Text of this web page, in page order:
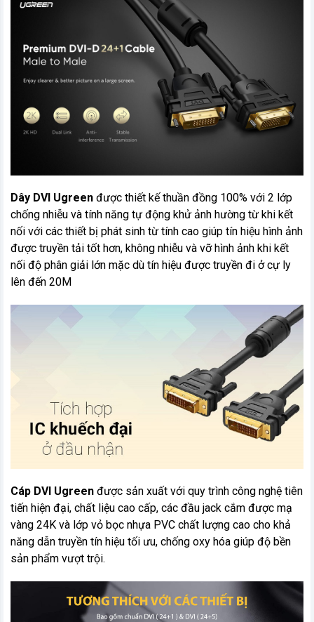
Dây DVI Ugreen được thiết kế thuần đồng 100% với 2 lớp
chống nhiễu và tính năng tự động khử ảnh hường từ khi kết
nối với các thiết bị phát sinh từ tính cao giúp tín hiệu hình ảnh
được truyền tải tốt hơn, không nhiễu và vỡ hình ảnh khi kết
nối độ phân giải lớn mặc dù tín hiệu được truyền đi ở cự ly
lên đến 20M
Cáp DVI Ugreen được sản xuất với quy trình công nghệ tiên
tiến hiện đại, chất liệu cao cấp, các đầu jack cắm được mạ
vàng 24K và lớp vỏ bọc nhựa PVC chất lượng cao cho khả
năng dẫn truyền tín hiệu tối ưu, chống oxy hóa giúp độ bền
sản phẩm vượt trội.